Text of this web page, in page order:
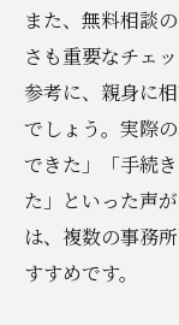
また、無料相談
さも重要なチェ
参考に、親身に
でしょう。実際
できた」「手続
た」といった声
は、複数の事務
すすめです。